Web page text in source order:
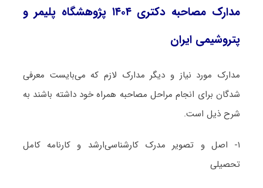
مدارک مصاحبه دکتری ۱۴۰۴ پژوهشگاه پلیمر و
پتروشیمی ایران
مدارک مورد نیاز و دیگر مدارک لازم که می‌بایست معرفی
شدگان برای انجام مراحل مصاحبه همراه خود داشته باشند به
شرح ذیل است.
۱- اصل و تصویر مدرک کارشناسی‌ارشد و کارنامه کامل
تحصیلی